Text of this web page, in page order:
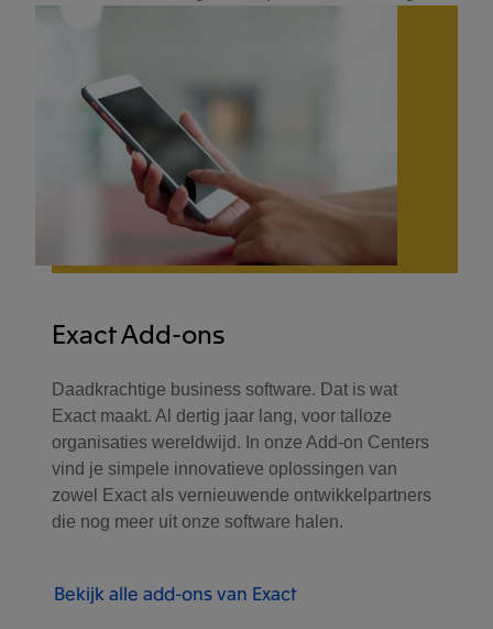
Exact Add-ons
Daadkrachtige business software. Dat is wat
Exact maakt. Al dertig jaar lang, voor talloze
organisaties wereldwijd. In onze Add-on Centers
vind je simpele innovatieve oplossingen van
zowel Exact als vernieuwende ontwikkelpartners
die nog meer uit onze software halen.
Bekijk alle add-ons van Exact